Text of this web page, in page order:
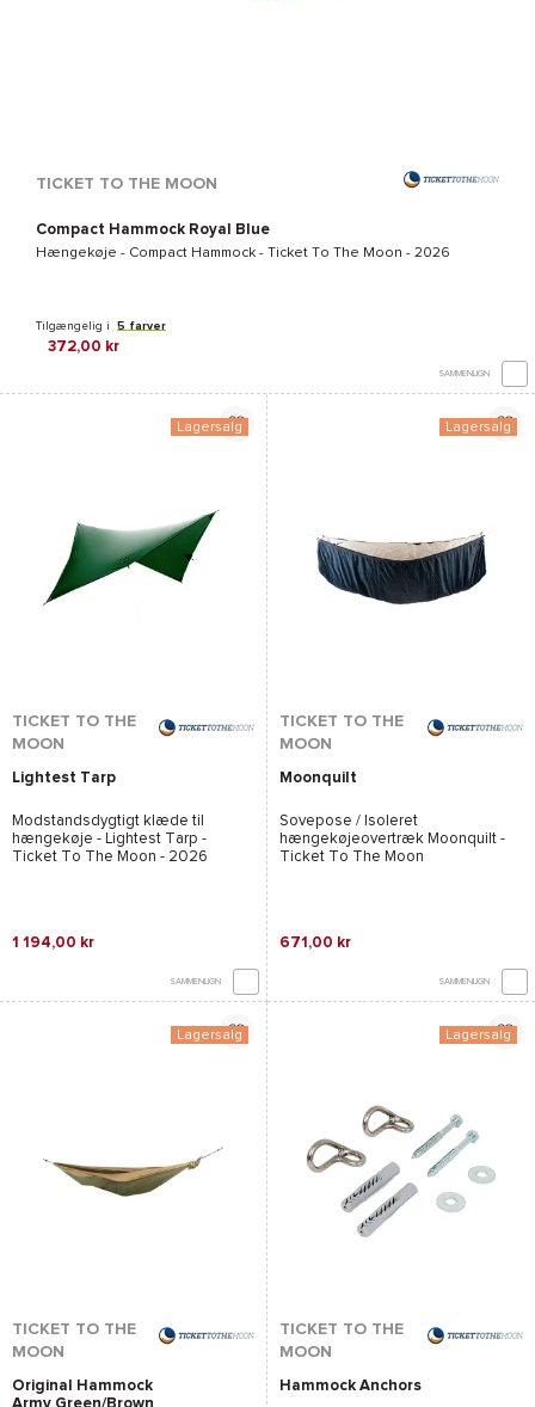
TICKET TO THE MOON
Compact Hammock Royal Blue
Hængekøje - Compact Hammock - Ticket To The Moon - 2026
372,00 kr
Tilgængelig i 5 farver
SAMMENLIGN
Lagersalg
TICKET TO THE
MOON
Lightest Tarp
Modstandsdygtigt klæde til
hængekøje - Lightest Tarp -
Ticket To The Moon - 2026
1 194,00 kr
SAMMENLIGN
Lagersalg
TICKET TO THE
MOON
Moonquilt
Sovepose / Isoleret
hængekøjeovertræk Moonquilt -
Ticket To The Moon
671,00 kr
SAMMENLIGN
Lagersalg
TICKET TO THE
MOON
Original Hammock
Lagersalg
TICKET TO THE
MOON
Hammock Anchors